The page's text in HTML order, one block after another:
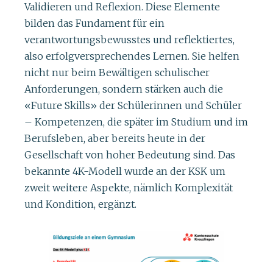
Validieren und Reflexion. Diese Elemente
bilden das Fundament für ein
verantwortungsbewusstes und reflektiertes,
also erfolgversprechendes Lernen. Sie helfen
nicht nur beim Bewältigen schulischer
Anforderungen, sondern stärken auch die
«Future Skills» der Schülerinnen und Schüler
– Kompetenzen, die später im Studium und im
Berufsleben, aber bereits heute in der
Gesellschaft von hoher Bedeutung sind. Das
bekannte 4K-Modell wurde an der KSK um
zweit weitere Aspekte, nämlich Komplexität
und Kondition, ergänzt.